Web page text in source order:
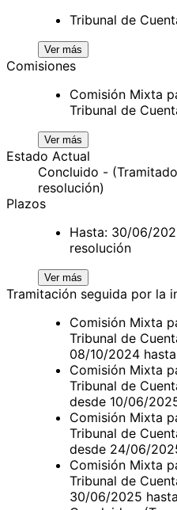
Tribunal de
Ver más
Comisiones
Comisión Mixta
Tribunal de
Ver más
Estado Actual
Concluido -
resolución)
Plazos
Hasta: 30/06/
resolución
Ver más
Tramitación seguida por la
Comisión Mixta
Tribunal de
08/10/2024
Comisión Mixta
Tribunal de
desde 10/06/
Comisión Mixta
Tribunal de
desde 24/06/
Comisión Mixta
Tribunal de
30/06/2025